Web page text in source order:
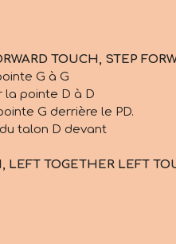
TOUCH, STEP
G à G
la pointe D à D
G derrière le PD.
talon D devant
LEFT TOGETHER LEFT